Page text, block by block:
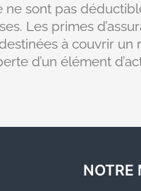
ne sont pas
Les primes
à couvrir un
d’un élément
NOTRE